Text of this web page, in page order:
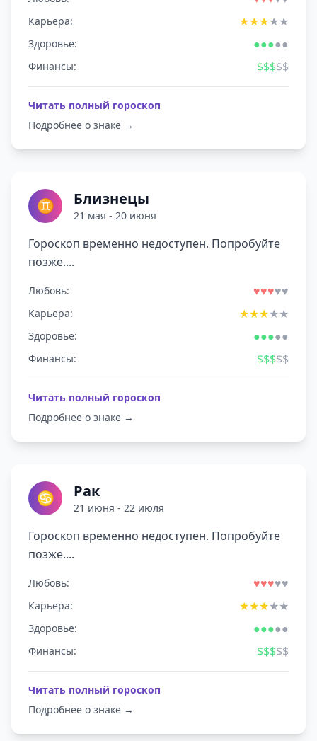
Карьера: ★★★★★
Здоровье: ●●●●●
Финансы: $$$$$
Читать полный гороскоп
Подробнее о знаке →
♊ Близнецы
21 мая - 20 июня
Гороскоп временно недоступен. Попробуйте
позже....
Любовь: ♥♥♥♥♥
Карьера: ★★★★★
Здоровье: ●●●●●
Финансы: $$$$$
Читать полный гороскоп
Подробнее о знаке →
♋ Рак
21 июня - 22 июля
Гороскоп временно недоступен. Попробуйте
позже....
Любовь: ♥♥♥♥♥
Карьера: ★★★★★
Здоровье: ●●●●●
Финансы: $$$$$
Читать полный гороскоп
Подробнее о знаке →